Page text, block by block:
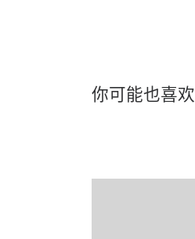
你可能也喜欢